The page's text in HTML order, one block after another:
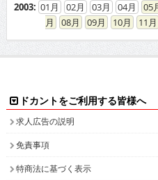
2003: 01 02 03 04 05
08
09 10 11
ドカントをご利用する皆様へ
求人広告の説明
免責事項
特商法に基づく表示